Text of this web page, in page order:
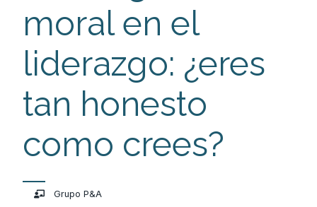
moral en el
liderazgo: ¿eres
tan honesto
como crees?
Grupo P&A